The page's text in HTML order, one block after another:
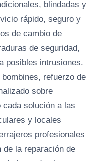
blindadas y
rápido, seguro y
de cambio de
de seguridad,
posibles intrusiones.
refuerzo de
sobre
cada solución a las
y locales
profesionales
de la reparación de